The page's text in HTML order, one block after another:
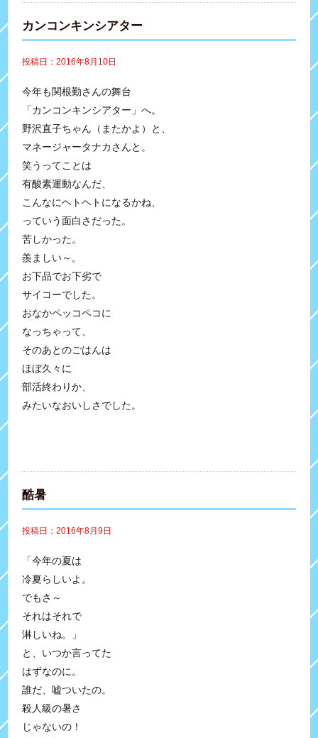
カンコンキンシアター
投稿日：2016年8月10日
今年も関根勤さんの舞台
「カンコンキンシアター」へ。
野沢直子ちゃん（またかよ）と、
マネージャータナカさんと。
笑うってことは
有酸素運動なんだ、
こんなにヘトヘトになるかね、
っていう面白さだった。
苦しかった。
羨ましい～。
お下品でお下劣で
サイコーでした。
おなかペッコペコに
なっちゃって、
そのあとのごはんは
ほぼ久々に
部活終わりか、
みたいなおいしさでした。
酷暑
投稿日：2016年8月9日
「今年の夏は
冷夏らしいよ。
でもさ～
それはそれで
淋しいね。」
と、いつか言ってた
はずなのに。
誰だ、嘘ついたの。
殺人級の暑さ
じゃないの！